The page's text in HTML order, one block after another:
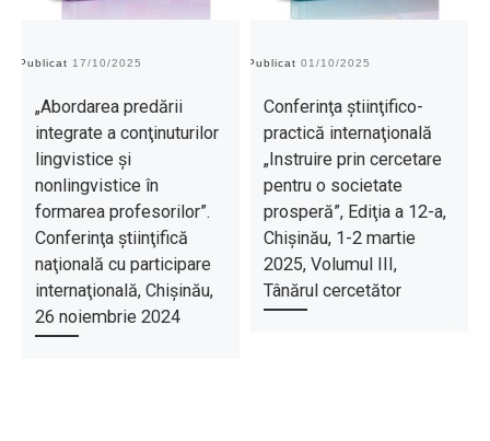
Publicat 17/10/2025
„Abordarea predării
integrate a conţinuturilor
lingvistice şi
nonlingvistice în
formarea profesorilor”.
Conferinţa ştiinţifică
naţională cu participare
internaţională, Chişinău,
26 noiembrie 2024
Publicat 01/10/2025
Conferinţa ştiinţifico-
practică internaţională
„Instruire prin cercetare
pentru o societate
prosperă”, Ediţia a 12-a,
Chișinău, 1-2 martie
2025, Volumul III,
Tânărul cercetător